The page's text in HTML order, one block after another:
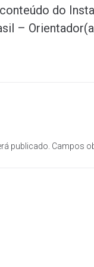
do
–
publicado. Campos